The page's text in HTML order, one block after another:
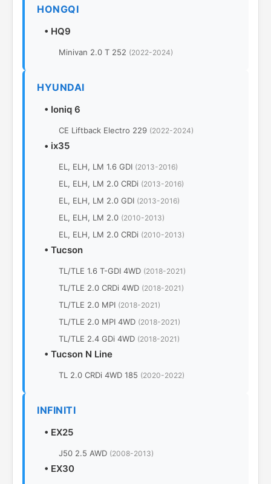
HONGQI
• HQ9
Minivan 2.0 T 252 (2022-2024)
HYUNDAI
• Ioniq 6
CE Liftback Electro 229 (2022-2024)
• ix35
EL, ELH, LM 1.6 GDI (2013-2016)
EL, ELH, LM 2.0 CRDi (2013-2016)
EL, ELH, LM 2.0 GDI (2013-2016)
EL, ELH, LM 2.0 (2010-2013)
EL, ELH, LM 2.0 CRDi (2010-2013)
• Tucson
TL/TLE 1.6 T-GDI 4WD (2018-2021)
TL/TLE 2.0 CRDi 4WD (2018-2021)
TL/TLE 2.0 MPI (2018-2021)
TL/TLE 2.0 MPI 4WD (2018-2021)
TL/TLE 2.4 GDi 4WD (2018-2021)
• Tucson N Line
TL 2.0 CRDi 4WD 185 (2020-2022)
INFINITI
• EX25
J50 2.5 AWD (2008-2013)
• EX30